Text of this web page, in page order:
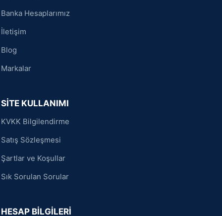
Banka Hesaplarımız
İletişim
Blog
Markalar
SİTE KULLANIMI
KVKK Bilgilendirme
Satış Sözleşmesi
Şartlar ve Koşullar
Sık Sorulan Sorular
HESAP BİLGİLERİ